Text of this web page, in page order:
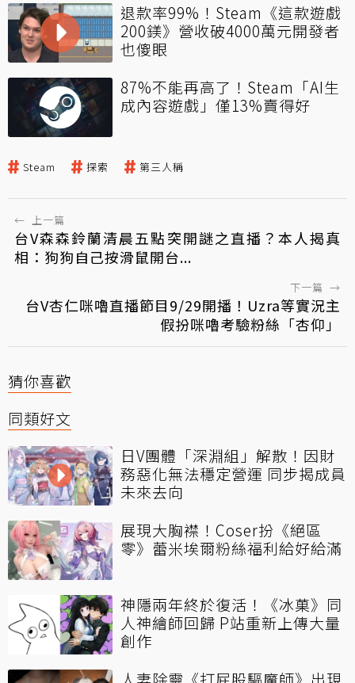
退款率99%！Steam《這款遊戲
200鎂》營收破4000萬元開發者
也傻眼
87%不能再高了！Steam「AI生
成內容遊戲」僅13%賣得好
Steam 探索 第三人稱
← 上一篇
台V森森鈴蘭清晨五點突開謎之直播？本人揭真
相：狗狗自己按滑鼠開台...
下一篇 →
台V杏仁咪嚕直播節目9/29開播！Uzra等實況主
假扮咪嚕考驗粉絲「杏仰」
猜你喜歡
同類好文
日V團體「深淵組」解散！因財
務惡化無法穩定營運 同步揭成員
未來去向
展現大胸襟！Coser扮《絕區
零》蕾米埃爾粉絲福利給好給滿
神隱兩年終於復活！《冰菓》同
人神繪師回歸 P站重新上傳大量
創作